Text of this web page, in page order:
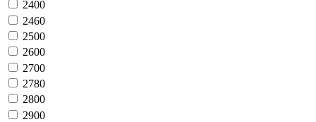
2400
2460
2500
2600
2700
2780
2800
2900